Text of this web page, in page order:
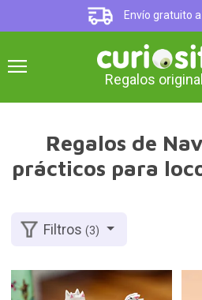
Envío gratuito
Regalos
Regalos de
prácticos para
Filtros(3)